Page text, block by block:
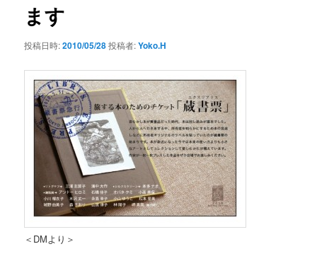
ョ
ン
ます
投稿日時:2010/05/28投稿者:Yoko.H
＜DMより＞